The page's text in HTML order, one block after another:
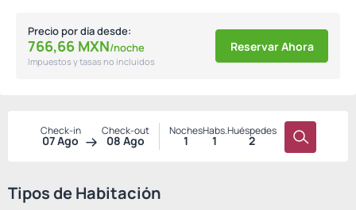
Precio por día desde:
766,66 MXN/noche
Impuestos y tasas no incluidos
Reservar Ahora
Check-in
07 Ago
Check-out
08 Ago
Noches
1
Habs.
1
Huéspedes
2
Tipos de Habitación